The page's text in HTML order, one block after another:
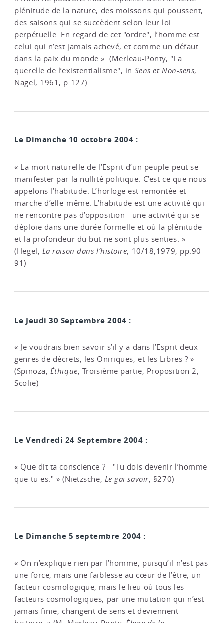
plénitude de la nature, des moissons qui poussent,
des saisons qui se succèdent selon leur loi
perpétuelle. En regard de cet "ordre", l’homme est
celui qui n’est jamais achevé, et comme un défaut
dans la paix du monde ». (Merleau-Ponty, "La
querelle de l’existentialisme", in Sens et Non-sens,
Nagel, 1961, p.127).
Le Dimanche 10 octobre 2004 :
« La mort naturelle de l’Esprit d’un peuple peut se
manifester par la nullité politique. C’est ce que nous
appelons l’habitude. L’horloge est remontée et
marche d’elle-même. L’habitude est une activité qui
ne rencontre pas d’opposition - une activité qui se
déploie dans une durée formelle et où la plénitude
et la profondeur du but ne sont plus senties. »
(Hegel, La raison dans l’histoire, 10/18,1979, pp.90-
91)
Le Jeudi 30 Septembre 2004 :
« Je voudrais bien savoir s’il y a dans l’Esprit deux
genres de décrets, les Oniriques, et les Libres ? »
(Spinoza, Éthique, Troisième partie, Proposition 2,
Scolie)
Le Vendredi 24 Septembre 2004 :
« Que dit ta conscience ? - "Tu dois devenir l’homme
que tu es." » (Nietzsche, Le gai savoir, §270)
Le Dimanche 5 septembre 2004 :
« On n’explique rien par l’homme, puisqu’il n’est pas
une force, mais une faiblesse au cœur de l’être, un
facteur cosmologique, mais le lieu où tous les
facteurs cosmologiques, par une mutation qui n’est
jamais finie, changent de sens et deviennent